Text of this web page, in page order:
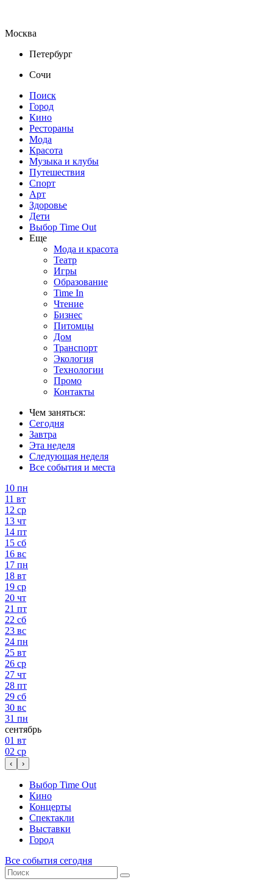
Москва
Петербург
Сочи
Поиск
Город
Кино
Рестораны
Мода
Красота
Музыка и клубы
Путешествия
Спорт
Арт
Здоровье
Дети
Выбор Time Out
Еще
Мода и красота
Театр
Игры
Образование
Time In
Чтение
Бизнес
Питомцы
Дом
Транспорт
Экология
Технологии
Промо
Контакты
Чем заняться:
Сегодня
Завтра
Эта неделя
Следующая неделя
Все события и места
10 пн
11 вт
12 ср
13 чт
14 пт
15 сб
16 вс
17 пн
18 вт
19 ср
20 чт
21 пт
22 сб
23 вс
24 пн
25 вт
26 ср
27 чт
28 пт
29 сб
30 вс
31 пн
сентябрь
01 вт
02 ср
‹ ›
Выбор Time Out
Кино
Концерты
Спектакли
Выставки
Город
Все события сегодня